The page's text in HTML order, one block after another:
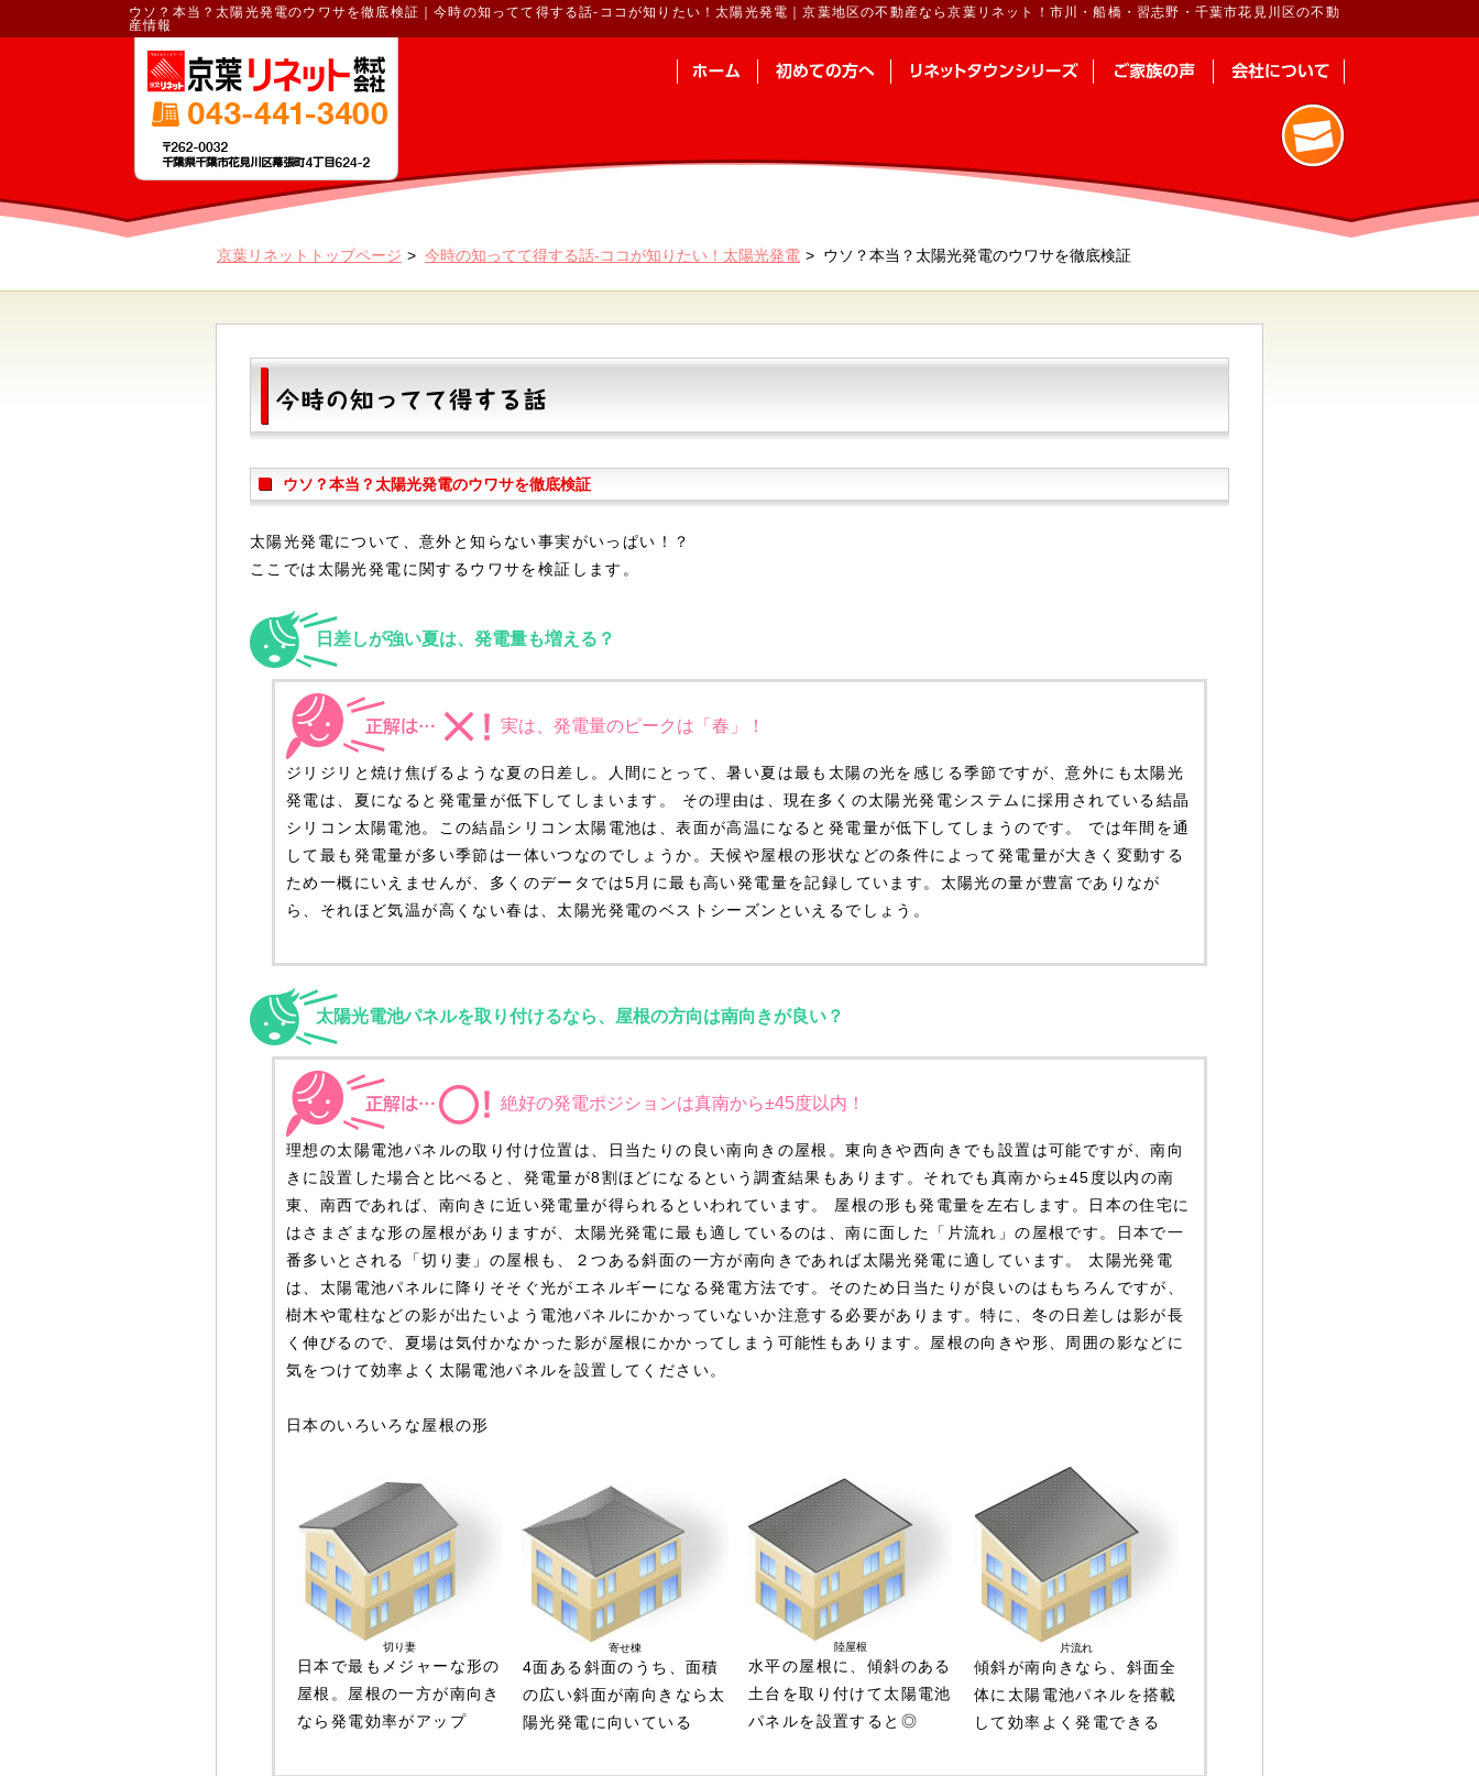
ウソ？本当？太陽光発電のウワサを徹底検証｜今時の知ってて得する話-ココが知りたい！太陽光発電｜京葉地区の不動産なら京葉リネット！市川・船橋・習志野・千葉市花見川区の不動
産情報
京葉リネットトップページ 今時の知ってて得する話-ココが知りたい！太陽光発電 ウソ？本当？太陽光発電のウワサを徹底検証
ウソ？本当？太陽光発電のウワサを徹底検証
太陽光発電について、意外と知らない事実がいっぱい！？
ここでは太陽光発電に関するウワサを検証します。
日差しが強い夏は、発電量も増える？
実は、発電量のピークは「春」！
ジリジリと焼け焦げるような夏の日差し。人間にとって、暑い夏は最も太陽の光を感じる季節ですが、意外にも太陽光
発電は、夏になると発電量が低下してしまいます。 その理由は、現在多くの太陽光発電システムに採用されている結晶
シリコン太陽電池。この結晶シリコン太陽電池は、表面が高温になると発電量が低下してしまうのです。 では年間を通
して最も発電量が多い季節は一体いつなのでしょうか。天候や屋根の形状などの条件によって発電量が大きく変動する
ため一概にいえませんが、多くのデータでは5月に最も高い発電量を記録しています。太陽光の量が豊富でありなが
ら、それほど気温が高くない春は、太陽光発電のベストシーズンといえるでしょう。
太陽光電池パネルを取り付けるなら、屋根の方向は南向きが良い？
絶好の発電ポジションは真南から±45度以内！
理想の太陽電池パネルの取り付け位置は、日当たりの良い南向きの屋根。東向きや西向きでも設置は可能ですが、南向
きに設置した場合と比べると、発電量が8割ほどになるという調査結果もあります。それでも真南から±45度以内の南
東、南西であれば、南向きに近い発電量が得られるといわれています。 屋根の形も発電量を左右します。日本の住宅に
はさまざまな形の屋根がありますが、太陽光発電に最も適しているのは、南に面した「片流れ」の屋根です。日本で一
番多いとされる「切り妻」の屋根も、２つある斜面の一方が南向きであれば太陽光発電に適しています。 太陽光発電
は、太陽電池パネルに降りそそぐ光がエネルギーになる発電方法です。そのため日当たりが良いのはもちろんですが、
樹木や電柱などの影が出たいよう電池パネルにかかっていないか注意する必要があります。特に、冬の日差しは影が長
く伸びるので、夏場は気付かなかった影が屋根にかかってしまう可能性もあります。屋根の向きや形、周囲の影などに
気をつけて効率よく太陽電池パネルを設置してください。
日本のいろいろな屋根の形
切り妻
日本で最もメジャーな形の
屋根。屋根の一方が南向き
なら発電効率がアップ
寄せ棟
4面ある斜面のうち、面積
の広い斜面が南向きなら太
陽光発電に向いている
陸屋根
水平の屋根に、傾斜のある
土台を取り付けて太陽電池
パネルを設置すると◎
片流れ
傾斜が南向きなら、斜面全
体に太陽電池パネルを搭載
して効率よく発電できる